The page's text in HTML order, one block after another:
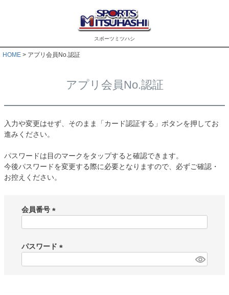
スポーツミツハシ
HOME アプリ会員No.認証
アプリ会員No.認証
入力や変更はせず、そのまま「カード認証する」ボタンを押してお
進みください。
パスワードは目のマークをタップすると確認できます。
今後パスワードを変更する際に必要となりますので、必ずご確認・
お控えください。
会員番号
須
)
パスワード